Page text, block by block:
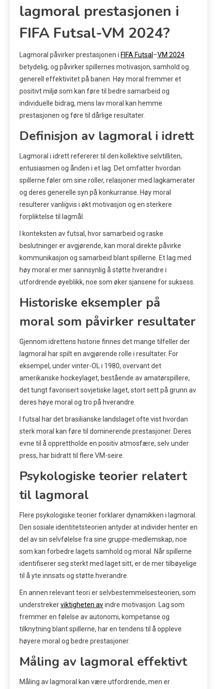
lagmoral prestasjonen i
FIFA Futsal-VM 2024?
Lagmoral påvirker prestasjonen i FIFA Futsal –VM 2024
betydelig, og påvirker spillernes motivasjon, samhold og
generell effektivitet på banen. Høy moral fremmer et
positivt miljø som kan føre til bedre samarbeid og
individuelle bidrag, mens lav moral kan hemme
prestasjonen og føre til dårlige resultater.
Definisjon av lagmoral i idrett
Lagmoral i idrett refererer til den kollektive selvtilliten,
entusiasmen og ånden i et lag. Det omfatter hvordan
spillerne føler om sine roller, relasjoner med lagkamerater
og deres generelle syn på konkurranse. Høy moral
resulterer vanligvis i økt motivasjon og en sterkere
forpliktelse til lagmål.
I konteksten av futsal, hvor samarbeid og raske
beslutninger er avgjørende, kan moral direkte påvirke
kommunikasjon og samarbeid blant spillerne. Et lag med
høy moral er mer sannsynlig å støtte hverandre i
utfordrende øyeblikk, noe som øker sjansene for suksess.
Historiske eksempler på
moral som påvirker resultater
Gjennom idrettens historie finnes det mange tilfeller der
lagmoral har spilt en avgjørende rolle i resultater. For
eksempel, under vinter-OL i 1980, overvant det
amerikanske hockeylaget, bestående av amatørspillere,
det tungt favorisert sovjetiske laget, stort sett på grunn av
deres høye moral og tro på hverandre.
I futsal har det brasilianske landslaget ofte vist hvordan
sterk moral kan føre til dominerende prestasjoner. Deres
evne til å opprettholde en positiv atmosfære, selv under
press, har bidratt til flere VM-seire.
Psykologiske teorier relatert
til lagmoral
Flere psykologiske teorier forklarer dynamikken i lagmoral.
Den sosiale identitetsteorien antyder at individer henter en
del av sin selvfølelse fra sine gruppe-medlemskap, noe
som kan forbedre lagets samhold og moral. Når spillerne
identifiserer seg sterkt med laget sitt, er de mer tilbøyelige
til å yte innsats og støtte hverandre.
En annen relevant teori er selvbestemmelsesteorien, som
understrekerviktigheten avindre motivasjon. Lag som
fremmer en følelse av autonomi, kompetanse og
tilknytning blant spillerne, har en tendens til å oppleve
høyere moral og bedre prestasjoner.
Måling av lagmoral effektivt
Måling av lagmoral kan være utfordrende, men er